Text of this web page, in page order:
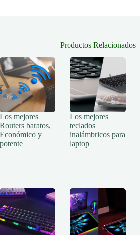
Productos Relacionados
Los mejores
Routers baratos,
Económico y
potente
Los mejores
teclados
inalámbricos para
laptop